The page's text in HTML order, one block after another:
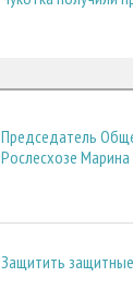
Председатель
Рослесхозе
Защитить